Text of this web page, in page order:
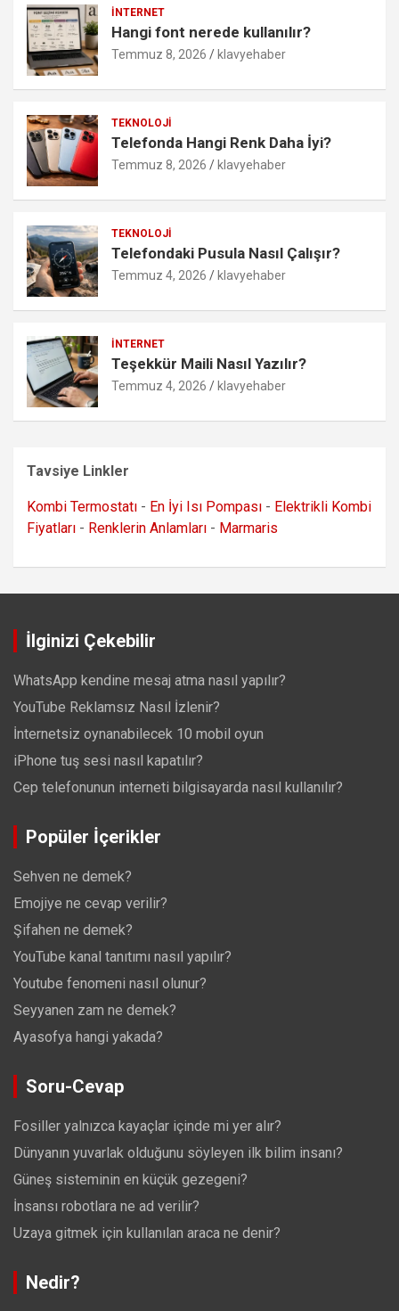
İNTERNET
Hangi font nerede kullanılır?
Temmuz 8, 2026 klavyehaber
TEKNOLOJI
Telefonda Hangi Renk Daha İyi?
Temmuz 8, 2026 klavyehaber
TEKNOLOJI
Telefondaki Pusula Nasıl Çalışır?
Temmuz 4, 2026 klavyehaber
İNTERNET
Teşekkür Maili Nasıl Yazılır?
Temmuz 4, 2026 klavyehaber
Tavsiye Linkler
Kombi Termostatı - En İyi Isı Pompası - Elektrikli Kombi
Fiyatları - Renklerin Anlamları - Marmaris
İlginizi Çekebilir
WhatsApp kendine mesaj atma nasıl yapılır?
YouTube Reklamsız Nasıl İzlenir?
İnternetsiz oynanabilecek 10 mobil oyun
iPhone tuş sesi nasıl kapatılır?
Cep telefonunun interneti bilgisayarda nasıl kullanılır?
Popüler İçerikler
Sehven ne demek?
Emojiye ne cevap verilir?
Şifahen ne demek?
YouTube kanal tanıtımı nasıl yapılır?
Youtube fenomeni nasıl olunur?
Seyyanen zam ne demek?
Ayasofya hangi yakada?
Soru-Cevap
Fosiller yalnızca kayaçlar içinde mi yer alır?
Dünyanın yuvarlak olduğunu söyleyen ilk bilim insanı?
Güneş sisteminin en küçük gezegeni?
İnsansı robotlara ne ad verilir?
Uzaya gitmek için kullanılan araca ne denir?
Nedir?